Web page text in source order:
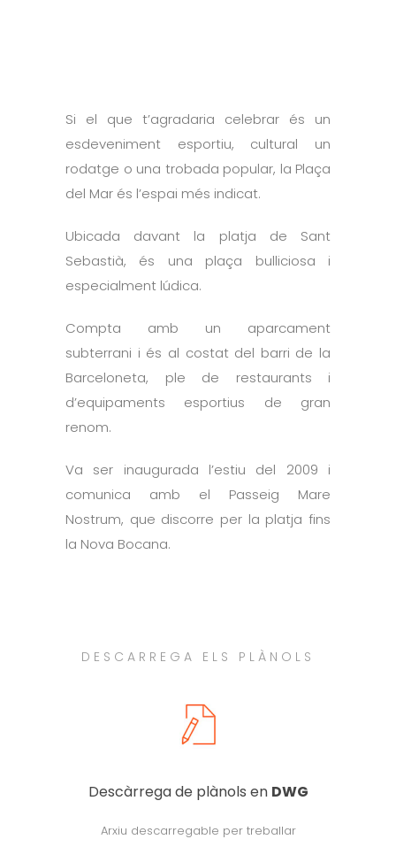
Si el que t’agradaria celebrar és un
esdeveniment esportiu, cultural un
rodatge o una trobada popular, la Plaça
del Mar és l’espai més indicat.
Ubicada davant la platja de Sant
Sebastià, és una plaça bulliciosa i
especialment lúdica.
Compta amb un aparcament
subterrani i és al costat del barri de la
Barceloneta, ple de restaurants i
d’equipaments esportius de gran
renom.
Va ser inaugurada l’estiu del 2009 i
comunica amb el Passeig Mare
Nostrum, que discorre per la platja fins
la Nova Bocana.
DESCARREGA ELS PLÀNOLS
Descàrrega de plànols en DWG
Arxiu descarregable per treballar